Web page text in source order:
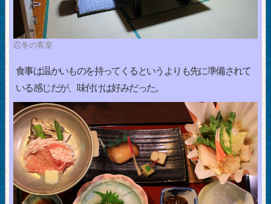
忍冬の客室
食事は温かいものを持ってくるというよりも先に準備されて
いる感じだが、味付けは好みだった。